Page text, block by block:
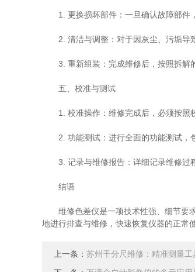
1. 更换损坏部件：一旦确认故障部件，
2. 清洁与调整：对于因灰尘、污垢导致
3. 重新组装：完成维修后，按照拆解的
五、校准与测试
1. 校准操作：维修完成后，必须按照校
2. 功能测试：进行全面的功能测试，包
3. 记录与维修报告：详细记录维修过程
结语
维修色差仪是一项技术性强、细节要求
地进行排查与维修，快速恢复仪器的正常
上一条： 苏州千分尺维修：精准测量工